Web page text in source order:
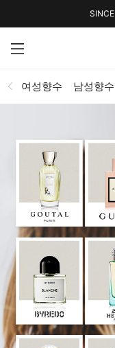
여성향수 남성향수